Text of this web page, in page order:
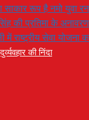
साकार रूप है नमो युवा
की प्रतिमा के
राष्ट्रीय सेवा योजना
की निंदा